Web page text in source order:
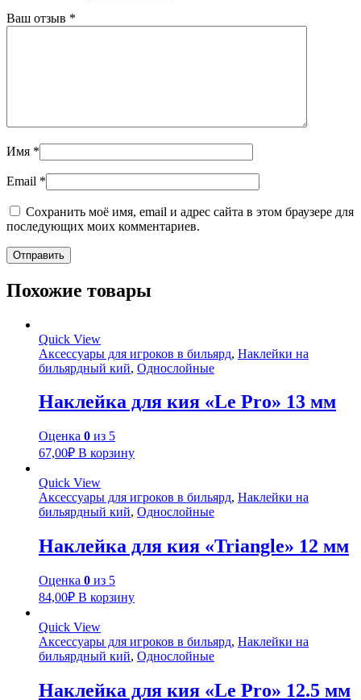
Ваш отзыв *
Имя *
Email *
Сохранить моё имя, email и адрес сайта в этом браузере для
последующих моих комментариев.
Похожие товары
Quick View
Аксессуары для игроков в бильярд, Наклейки на
бильярдный кий, Однослойные
Наклейка для кия «Le Pro» 13 мм
Оценка 0 из 5
67,00₽ В корзину
Quick View
Аксессуары для игроков в бильярд, Наклейки на
бильярдный кий, Однослойные
Наклейка для кия «Triangle» 12 мм
Оценка 0 из 5
84,00₽ В корзину
Quick View
Аксессуары для игроков в бильярд, Наклейки на
бильярдный кий, Однослойные
Наклейка для кия «Le Pro» 12.5 мм